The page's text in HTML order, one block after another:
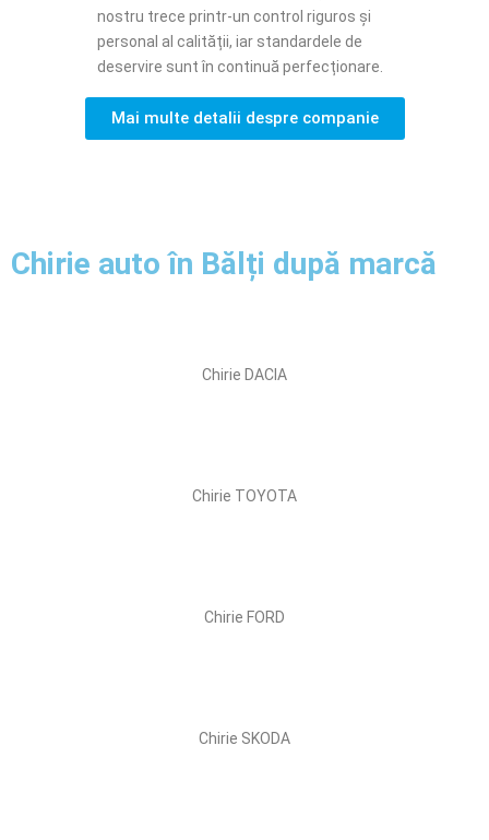
nostru trece printr-un control riguros și
personal al calității, iar standardele de
deservire sunt în continuă perfecționare.
Mai multe detalii despre companie
Chirie auto în Bălți după marcă
Chirie DACIA
Chirie TOYOTA
Chirie FORD
Chirie SKODA